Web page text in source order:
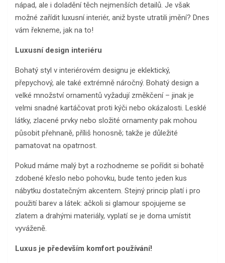
nápad, ale i doladění těch nejmenších detailů. Je však
možné zařídit luxusní interiér, aniž byste utratili jmění? Dnes
vám řekneme, jak na to!
Luxusní design interiéru
Bohatý styl v interiérovém designu je eklektický,
přepychový, ale také extrémně náročný. Bohatý design a
velké množství ornamentů vyžadují změkčení – jinak je
velmi snadné kartáčovat proti kýči nebo okázalosti. Lesklé
látky, zlacené prvky nebo složité ornamenty pak mohou
působit přehnaně, příliš honosně; takže je důležité
pamatovat na opatrnost.
Pokud máme malý byt a rozhodneme se pořídit si bohatě
zdobené křeslo nebo pohovku, bude tento jeden kus
nábytku dostatečným akcentem. Stejný princip platí i pro
použití barev a látek: ačkoli si glamour spojujeme se
zlatem a drahými materiály, vyplatí se je doma umístit
vyváženě.
Luxus je především komfort používání!